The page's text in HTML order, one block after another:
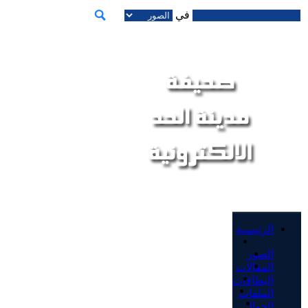
في
الرئيسية
الصور
المقالات
البطاقات
الملفات